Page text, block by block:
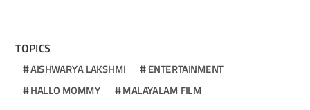
TOPICS
AISHWARYA LAKSHMI
ENTERTAINMENT
HALLO MOMMY
MALAYALAM FILM